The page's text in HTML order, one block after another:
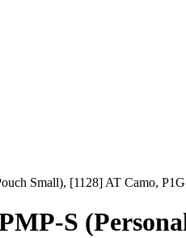
Small), [1128] AT Camo,
S